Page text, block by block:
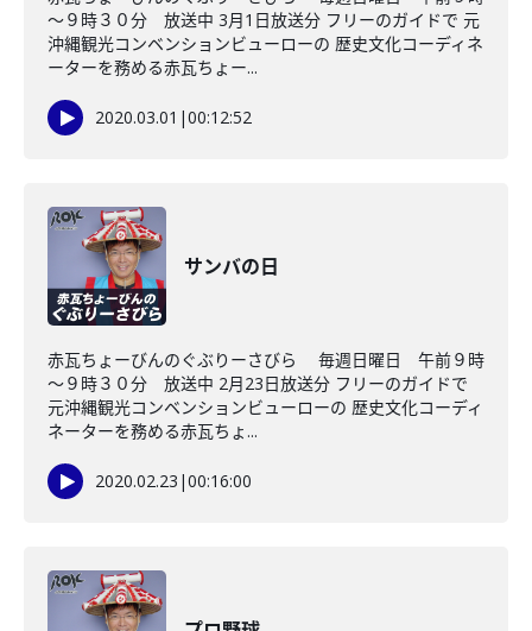
～９時３０分 放送中 3月1日放送分 フリーのガイドで 元
沖縄観光コンベンションビューローの 歴史文化コーディネ
ーターを務める赤瓦ちょー...
2020.03.01 |00:12:52
サンバの日
赤瓦ちょーびんのぐぶりーさびら 毎週日曜日 午前９時
～９時３０分 放送中 2月23日放送分 フリーのガイドで
元沖縄観光コンベンションビューローの 歴史文化コーディ
ネーターを務める赤瓦ちょ...
2020.02.23 |00:16:00